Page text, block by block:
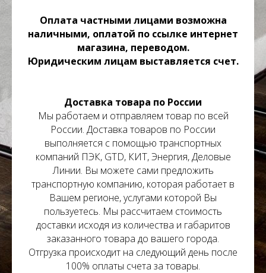
Оплата частными лицами возможна
наличными, оплатой по ссылке интернет
магазина, переводом.
Юридическим лицам выставляется счет.
Доставка товара по России
Мы работаем и отправляем товар по всей
России. Доставка товаров по России
выполняется с помощью транспортных
компаний ПЭК, GTD, КИТ, Энергия, Деловые
Линии. Вы можете сами предложить
транспортную компанию, которая работает в
Вашем регионе, услугами которой Вы
пользуетесь. Мы рассчитаем стоимость
доставки исходя из количества и габаритов
заказанного товара до вашего города.
Отгрузка происходит на следующий день после
100% оплаты счета за товары.